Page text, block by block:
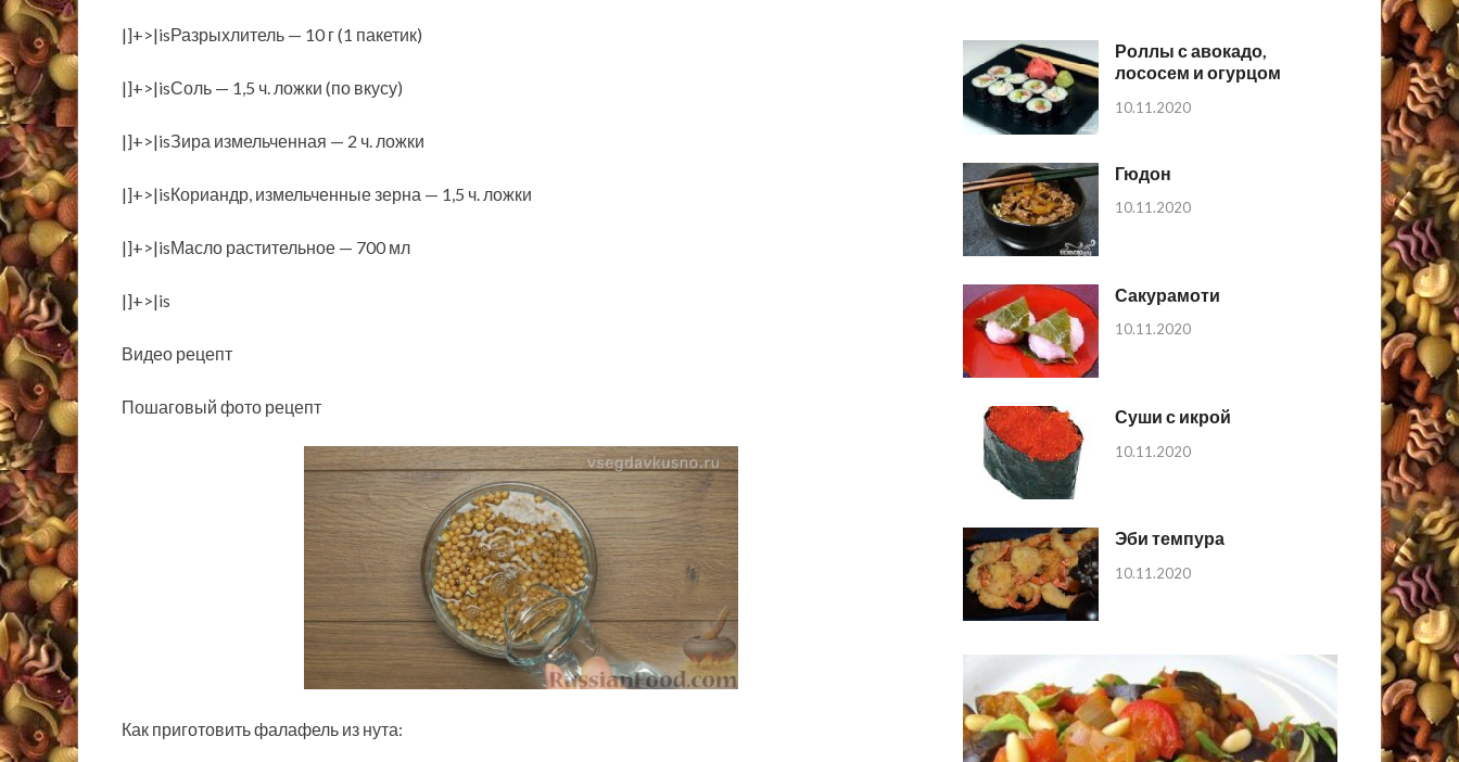
|]+>|isРазрыхлитель — 10 г (1 пакетик)
|]+>|isСоль — 1,5 ч. ложки (по вкусу)
|]+>|isЗира измельченная — 2 ч. ложки
|]+>|isКориандр, измельченные зерна — 1,5 ч. ложки
|]+>|isМасло растительное — 700 мл
|]+>|is
Видео рецепт
Пошаговый фото рецепт
Как приготовить фалафель из нута:
Роллы с авокадо,
лососем и огурцом
10.11.2020
Гюдон
10.11.2020
Сакурамоти
10.11.2020
Суши с икрой
10.11.2020
Эби темпура
10.11.2020